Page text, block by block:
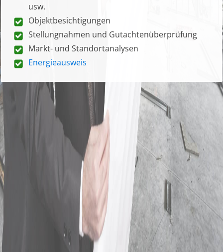
usw.
Objektbesichtigungen
Stellungnahmen und Gutachtenüberprüfung
Markt- und Standortanalysen
Energieausweis